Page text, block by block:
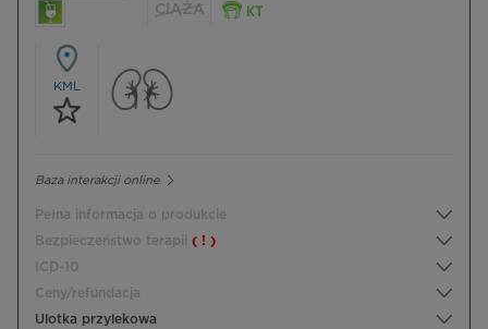
CIĄŻA
KML
Baza interakcji online
Pełna informacja o produkcie
Bezpieczeństwo terapii ( ! )
ICD-10
Ceny/refundacja
Ulotka przylekowa